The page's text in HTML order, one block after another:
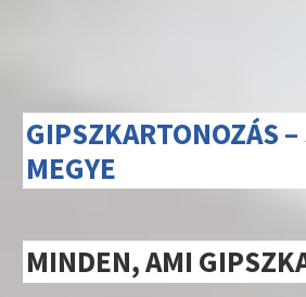
GIPSZKARTONOZÁS
MEGYE
MINDEN, AMI